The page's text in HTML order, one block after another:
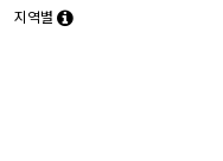
지역별